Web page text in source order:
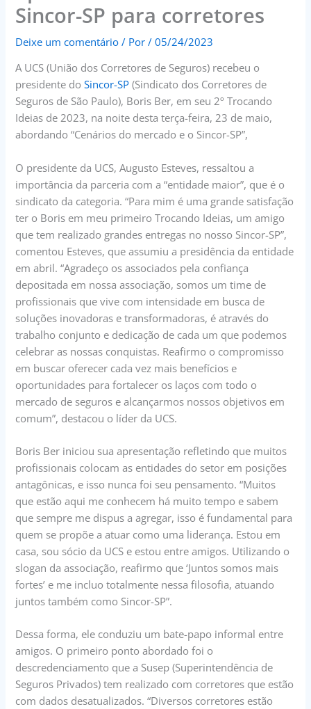
Sincor-SP para corretores
Deixe um comentário / Por/05/24/2023
A UCS (União dos Corretores de Seguros) recebeu o
presidente doSincor-SP (Sindicato dos Corretores de
Seguros de São Paulo), Boris Ber, em seu 2º Trocando
Ideias de 2023, na noite desta terça-feira, 23 de maio,
abordando “Cenários do mercado e o Sincor-SP”,
O presidente da UCS, Augusto Esteves, ressaltou a
importância da parceria com a “entidade maior”, que é o
sindicato da categoria. “Para mim é uma grande satisfação
ter o Boris em meu primeiro Trocando Ideias, um amigo
que tem realizado grandes entregas no nosso Sincor-SP”,
comentou Esteves, que assumiu a presidência da entidade
em abril. “Agradeço os associados pela confiança
depositada em nossa associação, somos um time de
profissionais que vive com intensidade em busca de
soluções inovadoras e transformadoras, é através do
trabalho conjunto e dedicação de cada um que podemos
celebrar as nossas conquistas. Reafirmo o compromisso
em buscar oferecer cada vez mais benefícios e
oportunidades para fortalecer os laços com todo o
mercado de seguros e alcançarmos nossos objetivos em
comum”, destacou o líder da UCS.
Boris Ber iniciou sua apresentação refletindo que muitos
profissionais colocam as entidades do setor em posições
antagônicas, e isso nunca foi seu pensamento. “Muitos
que estão aqui me conhecem há muito tempo e sabem
que sempre me dispus a agregar, isso é fundamental para
quem se propõe a atuar como uma liderança. Estou em
casa, sou sócio da UCS e estou entre amigos. Utilizando o
slogan da associação, reafirmo que ‘Juntos somos mais
fortes’ e me incluo totalmente nessa filosofia, atuando
juntos também como Sincor-SP”.
Dessa forma, ele conduziu um bate-papo informal entre
amigos. O primeiro ponto abordado foi o
descredenciamento que a Susep (Superintendência de
Seguros Privados) tem realizado com corretores que estão
com dados desatualizados. “Diversos corretores estão